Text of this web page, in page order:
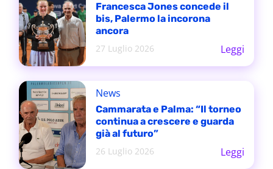
Francesca Jones concede il
bis, Palermo la incorona
ancora
27 Luglio 2026
Leggi
News
Cammarata e Palma: “Il torneo
continua a crescere e guarda
già al futuro”
26 Luglio 2026
Leggi